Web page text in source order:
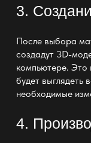
3.
После выбора
создадут 3D-
компьютере. Это
будет выглядеть
необходимые
4.